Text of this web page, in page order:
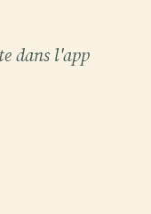
dans l'app